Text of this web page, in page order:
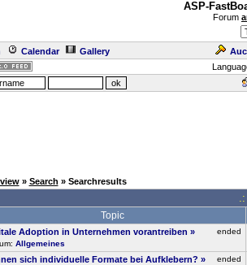
ASP-
Forum
Calendar Gallery
» Search » Searchresults
Topic
ended
Adoption in Unternehmen vorantreiben »
Allgemeines
ended
sich individuelle Formate bei Aufklebern? »